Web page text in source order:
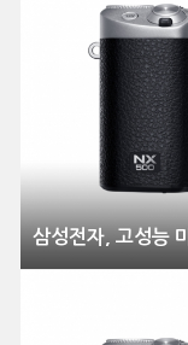
삼성전자, 고성능